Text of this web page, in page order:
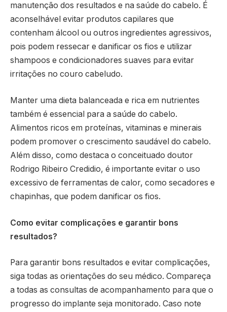
manutenção dos resultados e na saúde do cabelo. É
aconselhável evitar produtos capilares que
contenham álcool ou outros ingredientes agressivos,
pois podem ressecar e danificar os fios e utilizar
shampoos e condicionadores suaves para evitar
irritações no couro cabeludo.
Manter uma dieta balanceada e rica em nutrientes
também é essencial para a saúde do cabelo.
Alimentos ricos em proteínas, vitaminas e minerais
podem promover o crescimento saudável do cabelo.
Além disso, como destaca o conceituado doutor
Rodrigo Ribeiro Credidio, é importante evitar o uso
excessivo de ferramentas de calor, como secadores e
chapinhas, que podem danificar os fios.
Como evitar complicações e garantir bons
resultados?
Para garantir bons resultados e evitar complicações,
siga todas as orientações do seu médico. Compareça
a todas as consultas de acompanhamento para que o
progresso do implante seja monitorado. Caso note